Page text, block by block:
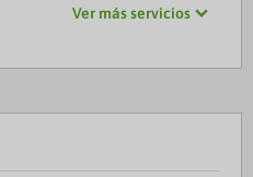
Ver más servicios